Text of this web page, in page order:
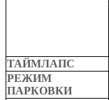
ТАЙМЛАПС
РЕЖИМ
ПАРКОВКИ